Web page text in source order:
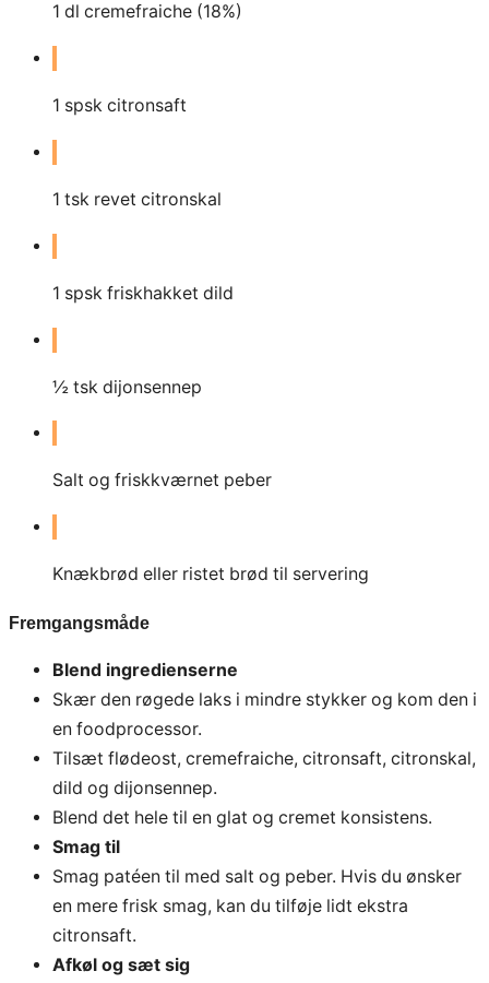
1 dl cremefraiche (18%)
1 spsk citronsaft
1 tsk revet citronskal
1 spsk friskhakket dild
½ tsk dijonsennep
Salt og friskkværnet peber
Knækbrød eller ristet brød til servering
Fremgangsmåde
Blend ingredienserne
Skær den røgede laks i mindre stykker og kom den i
en foodprocessor.
Tilsæt flødeost, cremefraiche, citronsaft, citronskal,
dild og dijonsennep.
Blend det hele til en glat og cremet konsistens.
Smag til
Smag patéen til med salt og peber. Hvis du ønsker
en mere frisk smag, kan du tilføje lidt ekstra
citronsaft.
Afkøl og sæt sig